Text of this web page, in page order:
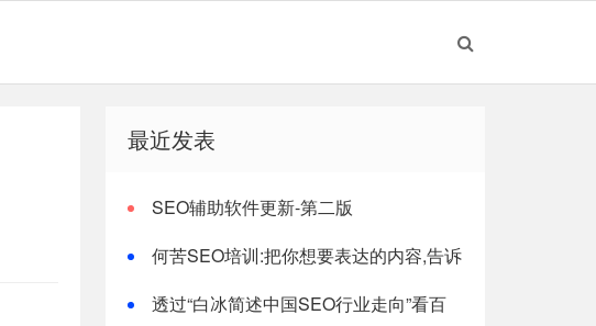
最近发表
SEO辅助软件更新-第二版
何苦SEO培训:把你想要表达的内容,告诉
透过“白冰简述中国SEO行业走向”看百